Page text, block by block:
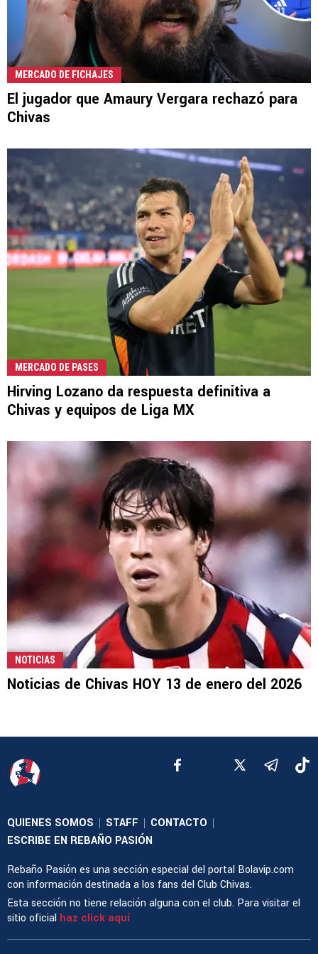
MERCADO DE FICHAJES
El jugador que Amaury Vergara rechazó para
Chivas
MERCADO DE PASES
Hirving Lozano da respuesta definitiva a
Chivas y equipos de Liga MX
NOTICIAS
Noticias de Chivas HOY 13 de enero del 2026
QUIENES SOMOS STAFF CONTACTO
ESCRIBE EN REBAÑO PASIÓN
Rebaño Pasión es una sección especial del portal Bolavip.com
con información destinada a los fans del Club Chivas.
Esta sección no tiene relación alguna con el club. Para visitar el
sitio oficial haz click aquí